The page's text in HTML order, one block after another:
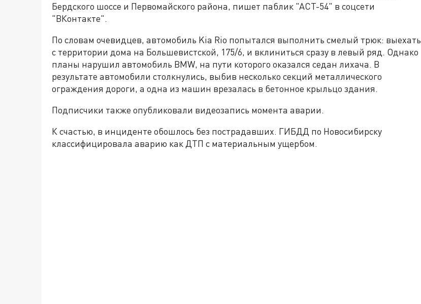
Бердского шоссе и Первомайского района, пишет паблик "АСТ-54" в соцсети
"ВКонтакте".
По словам очевидцев, автомобиль Kia Rio попытался выполнить смелый трюк: выехать
с территории дома на Большевистской, 175/6, и вклиниться сразу в левый ряд. Однако
планы нарушил автомобиль BMW, на пути которого оказался седан лихача. В
результате автомобили столкнулись, выбив несколько секций металлического
ограждения дороги, а одна из машин врезалась в бетонное крыльцо здания.
Подписчики также опубликовали видеозапись момента аварии.
К счастью, в инциденте обошлось без пострадавших. ГИБДД по Новосибирску
классифицировала аварию как ДТП с материальным ущербом.